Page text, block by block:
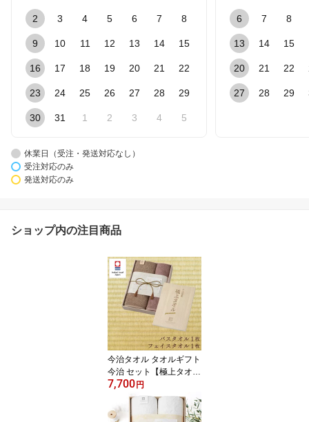
2 3 4 5 6 7 8
9 10 11 12 13 14 15
16 17 18 19 20 21 22
23 24 25 26 27 28 29
30 31 1 2 3 4 5
6 7 8
13 14 15
20 21 22
27 28 29
休業日（受注・発送対応なし）
受注対応のみ
発送対応のみ
ショップ内の注目商品
今治タオル タオルギフト
今治 セット【極上タオ
ル】バスタオル 1枚 フェ
イスタオル 1枚 セット
【木箱入り】タオル 今治
7,700 円